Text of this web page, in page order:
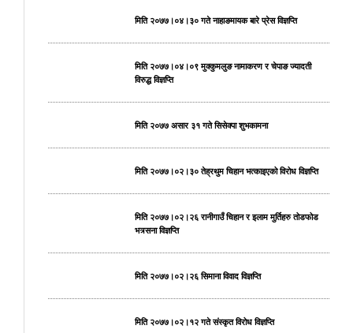
मिति २०७७।०४।३० गते नाहाङमायक बारे प्रेस विज्ञप्ति
मिति २०७७।०४।०९ मुक्कुमलुङ नामाकरण र चेपाङ ज्यादती
विरुद्ध विज्ञप्ति
मिति २०७७ असार ३१ गते सिसेक्पा शुभकामना
मिति २०७७।०२।३० तेह्रथुम चिहान भत्काइएको विरोध विज्ञप्ति
मिति २०७७।०२।२६ रानीगाउँ चिहान र इलाम मुर्तिहरु तोडफोड
भत्र्सना विज्ञप्ति
मिति २०७७।०२।२६ सिमाना विवाद विज्ञप्ति
मिति २०७७।०२।१२ गते संस्कृत विरोध विज्ञप्ति